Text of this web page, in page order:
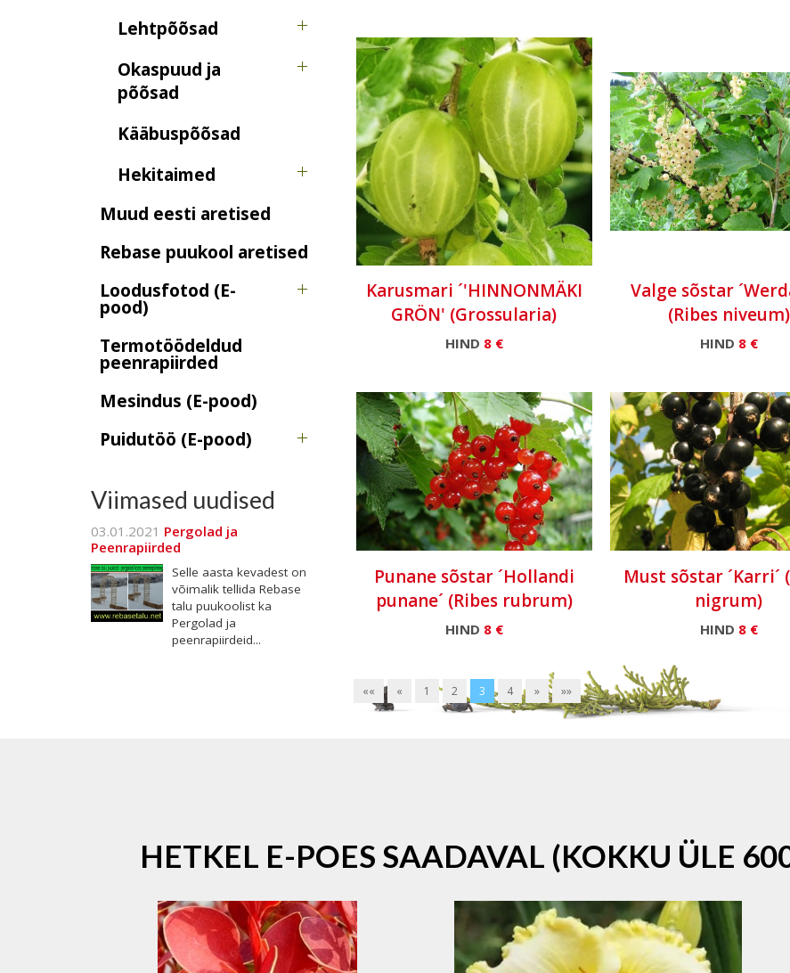
Lehtpõõsad
Okaspuud ja
põõsad
Kääbuspõõsad
Hekitaimed
Muud eesti aretised
Rebase puukool aretised
Loodusfotod (E-
pood)
Termotöödeldud
peenrapiirded
Mesindus (E-pood)
Puidutöö (E-pood)
Viimased uudised
03.01.2021 Pergolad ja
Peenrapiirded
Selle aasta kevadest on
võimalik tellida Rebase
talu puukoolist ka
Pergolad ja
peenrapiirdeid...
Karusmari ´'HINNONMÄKI
GRÖN' (Grossularia)
HIND 8 €
Valge sõstar
(Ribes niveum)
HIND 8 €
Punane sõstar ´Hollandi
punane´ (Ribes rubrum)
HIND 8 €
Must sõstar ´Karri´
nigrum)
HIND 8 €
«« « 1 2 3 4 » »»
HETKEL E-POES SAADAVAL (KOKKU ÜLE